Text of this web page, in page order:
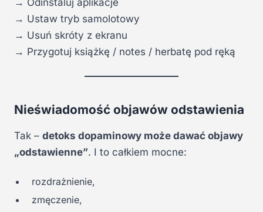
→ Odinstaluj aplikacje
→ Ustaw tryb samolotowy
→ Usuń skróty z ekranu
→ Przygotuj książkę / notes / herbatę pod ręką
Nieświadomość objawów odstawienia
Tak – detoks dopaminowy może dawać objawy
„odstawienne”. I to całkiem mocne:
rozdrażnienie,
zmęczenie,